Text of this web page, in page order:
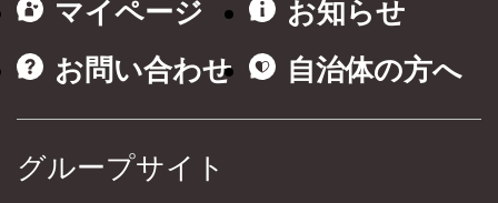
マイページ
お知らせ
お問い合わせ
自治体の方へ
グループサイト